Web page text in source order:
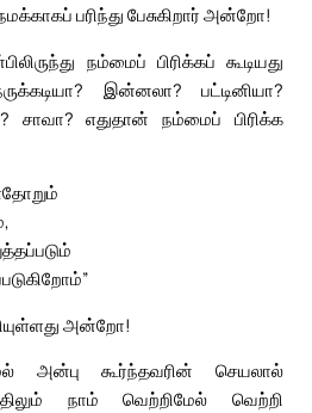
பரிந்து பேசுகிறார் அன்றோ!
நம்மைப் பிரிக்கப் கூடியது
இன்னலா? பட்டினியா?
எதுதான் நம்மைப் பிரிக்க
அன்றோ!
அன்பு கூர்ந்தவரின் செயலால்
நாம் வெற்றிமேல் வெற்றி